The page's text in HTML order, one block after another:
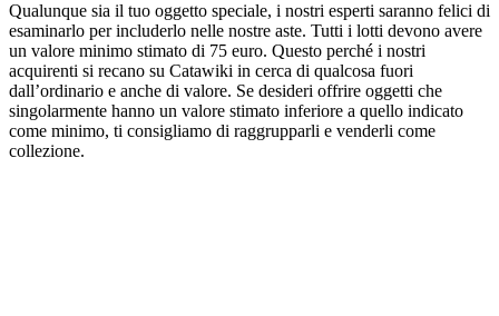
Qualunque sia il tuo oggetto speciale, i nostri esperti saranno felici di
esaminarlo per includerlo nelle nostre aste. Tutti i lotti devono avere
un valore minimo stimato di 75 euro. Questo perché i nostri
acquirenti si recano su Catawiki in cerca di qualcosa fuori
dall’ordinario e anche di valore. Se desideri offrire oggetti che
singolarmente hanno un valore stimato inferiore a quello indicato
come minimo, ti consigliamo di raggrupparli e venderli come
collezione.